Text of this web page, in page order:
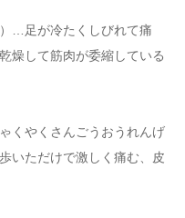
…足が冷たくしびれて痛
燥して筋肉が委縮している
くやくさんごうおうれんげ
いただけで激しく痛む、皮